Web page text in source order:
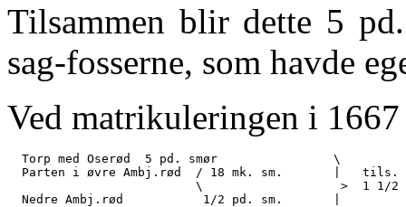
Tilsammen blir dette 5
sag-fosserne, som havde
Ved matrikuleringen i
  Torp med Oserød  5 pd. smør                \
Parten i øvre Ambj.rød  / 18 mk. sm.       |   tils.
\                   >  1 1/2
  Nedre Ambj.rød           1/2 pd. sm.       |